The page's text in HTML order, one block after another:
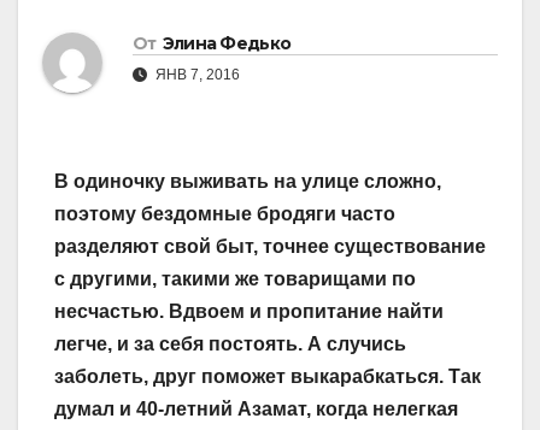
От Элина Федько
ЯНВ 7, 2016
В одиночку выживать на улице сложно,
поэтому бездомные бродяги часто
разделяют свой быт, точнее существование
с другими, такими же товарищами по
несчастью. Вдвоем и пропитание найти
легче, и за себя постоять. А случись
заболеть, друг поможет выкарабкаться. Так
думал и 40-летний Азамат, когда нелегкая